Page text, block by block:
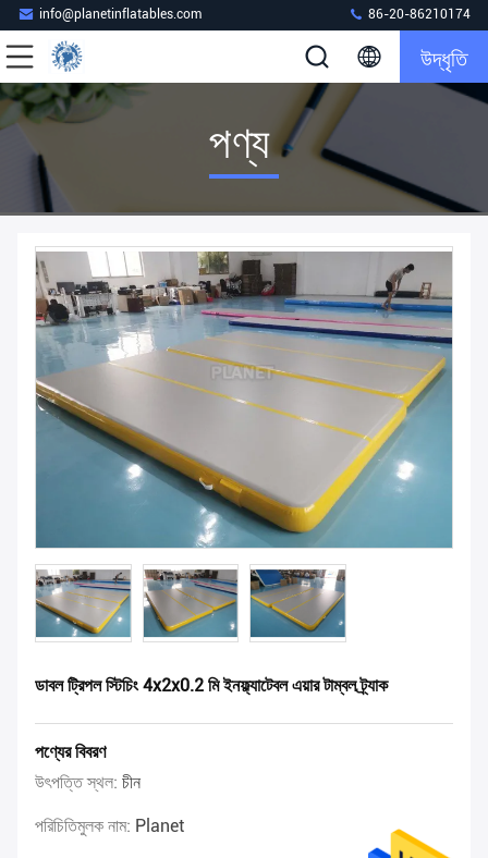
info@planetinflatables.com 86-20-86210174
উদ্ধৃতি
পণ্য
ডাবল ট্রিপল স্টিচিং 4x2x0.2 মি ইনফ্ল্যাটেবল এয়ার টাম্বল ট্র্যাক
পণ্যের বিবরণ
উৎপত্তি স্থল: চীন
পরিচিতিমুলক নাম: Planet